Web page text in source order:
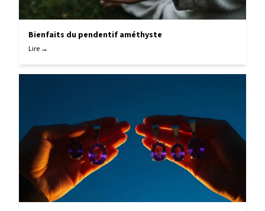
Bienfaits du pendentif améthyste
Lire →